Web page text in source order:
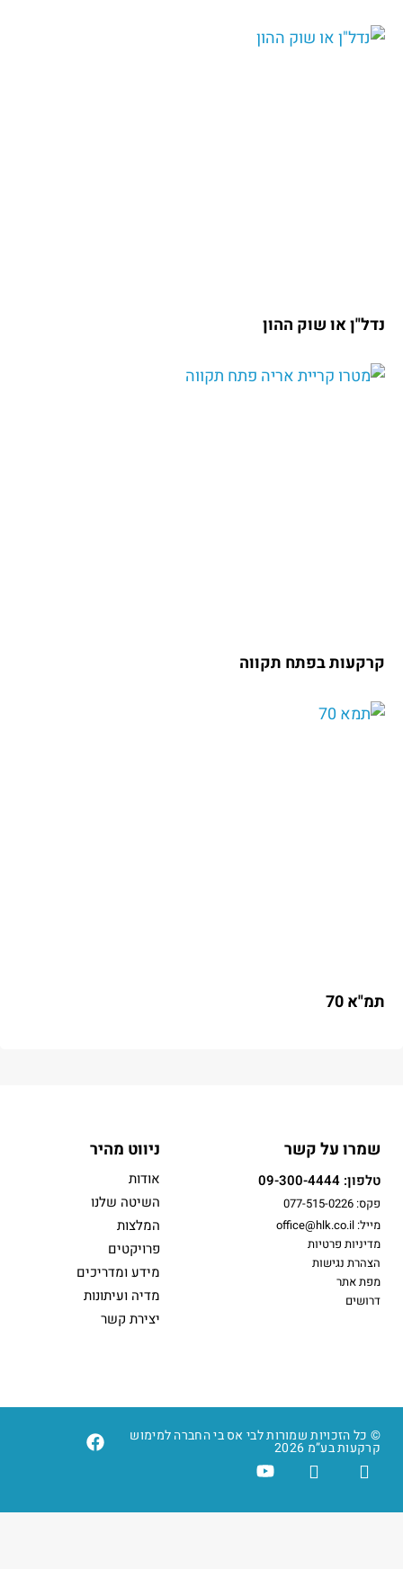
נדל"ן או שוק ההון
קרקעות בפתח תקווה
תמ"א 70
שמרו על קשר
טלפון: 09-300-4444
פקס: 077-515-0226
מייל: office@hlk.co.il
מדיניות פרטיות
הצהרת נגישות
מפת אתר
דרושים
ניווט מהיר
אודות
השיטה שלנו
המלצות
פרויקטים
מידע ומדריכים
מדיה ועיתונות
יצירת קשר
© כל הזכויות שמורות לבי אס בי החברה למימוש
קרקעות בע”מ 2026